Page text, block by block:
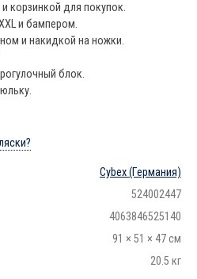
корзинкой для покупок.
и бампером.
и накидкой на ножки.
блок.
Cybex(Германия)
524002447
4063846525140
91 × 51 × 47 см
20.5 кг